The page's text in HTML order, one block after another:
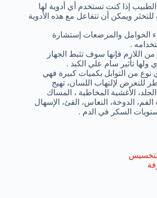
إذا كنت تستخدم أي أدوية لها
ويمكن أن تتفاعل مع هذه الأدوية
الحوامل والمرضعات إستشارة
.
من اللازم فإنها سوف تثبط الجهاز
ولها تأثير سام علي الكبد .
نوع من التوابل بكميات كبيرة فهي
لإلتهاب اللسان، تهيج
الجلد، الأغشية المخاطية ، المساك
الفم، الدوخة، النعاس، القئ، الإسهال
السكر في الدم .